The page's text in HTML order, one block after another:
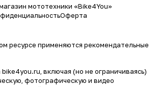
мототехники «Bike4You»
Оферта
ресурсе применяются рекомендательные
включая (но не ограничиваясь)
фотографическую и видео